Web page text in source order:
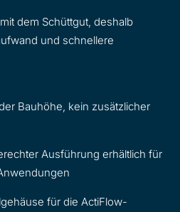
dem Schüttgut, deshalb
und schnellere
Bauhöhe, kein zusätzlicher
Ausführung erhältlich für
für die ActiFlow-